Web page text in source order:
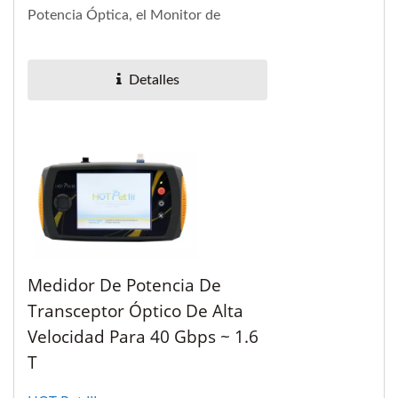
Potencia Óptica, el Monitor de
Detalles
Medidor De Potencia De
Transceptor Óptico De Alta
Velocidad Para 40 Gbps ~ 1.6
T